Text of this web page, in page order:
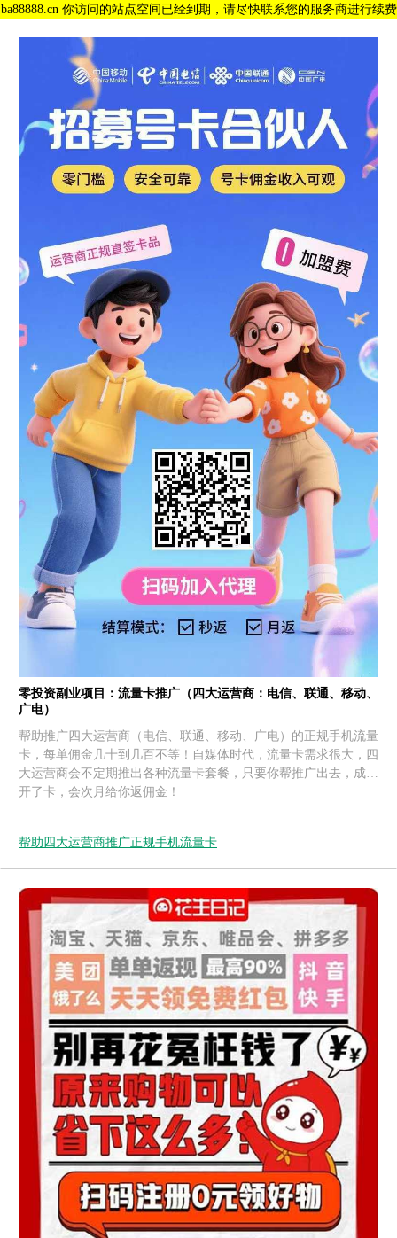
ba88888.cn 你访问的站点空间已经到期，请尽快联系您的服务商进行续费
零投资副业项目：流量卡推广（四大运营商：电信、联通、移动、
广电）
帮助推广四大运营商（电信、联通、移动、广电）的正规手机流量
卡，每单佣金几十到几百不等！自媒体时代，流量卡需求很大，四
大运营商会不定期推出各种流量卡套餐，只要你帮推广出去，成功
开了卡，会次月给你返佣金！
帮助四大运营商推广正规手机流量卡